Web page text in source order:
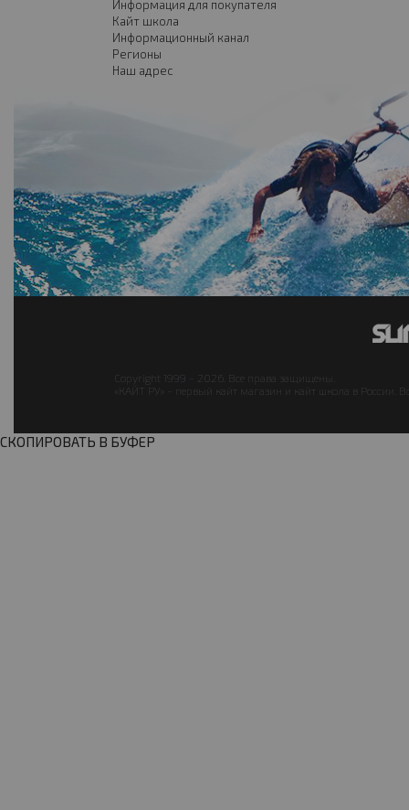
Информация для покупателя
Кайт школа
Информационный канал
Регионы
Наш адрес
Copyright 1999 - 2026. Все права защищены.
«КАЙТ РУ» - первый кайт магазин и кайт школа в России.
СКОПИРОВАТЬ В БУФЕР